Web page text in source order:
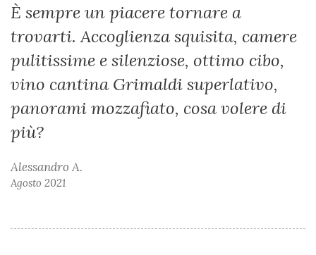
È sempre un piacere tornare a
trovarti. Accoglienza squisita, camere
pulitissime e silenziose, ottimo cibo,
vino cantina Grimaldi superlativo,
panorami mozzafiato, cosa volere di
più?
Alessandro A.
Agosto 2021